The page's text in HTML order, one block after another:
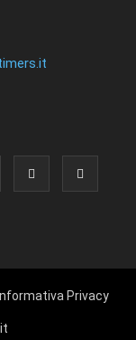
Informativa Privacy